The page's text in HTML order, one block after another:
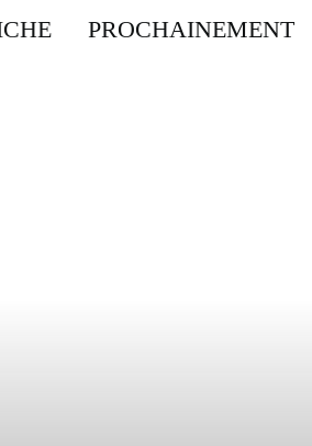
PROCHAINEMENT